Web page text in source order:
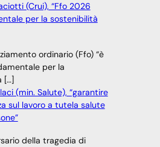
(Crui), “Ffo 2026
per la sostenibilità
ordinario (Ffo) “è
per la
[…]
(min. Salute), “garantire
sul lavoro a tutela salute
della tragedia di